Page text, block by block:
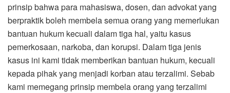
prinsip bahwa para mahasiswa, dosen, dan advokat yang
berpraktik boleh membela semua orang yang memerlukan
bantuan hukum kecuali dalam tiga hal, yaitu kasus
pemerkosaan, narkoba, dan korupsi. Dalam tiga jenis
kasus ini kami tidak memberikan bantuan hukum, kecuali
kepada pihak yang menjadi korban atau terzalimi. Sebab
kami memegang prinsip membela orang yang terzalimi